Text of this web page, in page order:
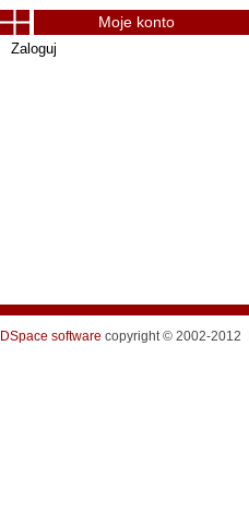
Moje konto
Zaloguj
DSpace software copyright © 2002-2012